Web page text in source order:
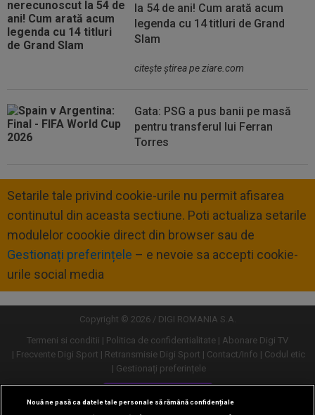
la 54 de ani! Cum arată acum
legenda cu 14 titluri de Grand
Slam
citeşte ştirea pe ziare.com
Gata: PSG a pus banii pe masă
pentru transferul lui Ferran
Torres
Setarile tale privind cookie-urile nu permit afisarea
continutul din aceasta sectiune. Poti actualiza setarile
modulelor coookie direct din browser sau de
Gestionați preferințele – e nevoie sa accepti cookie-
urile social media
Copyright © 2026 / DIGI ROMANIA S.A.
Termeni si conditii
Politica de confidentialitate
Abonare Digi TV
Frecvente Digi Sport
Retransmisie Digi Sport Contact/Info
Codul etic
Gestionați preferințele
Versiune desktop
Nouă ne pasă ca datele tale personale să rămână confidențiale